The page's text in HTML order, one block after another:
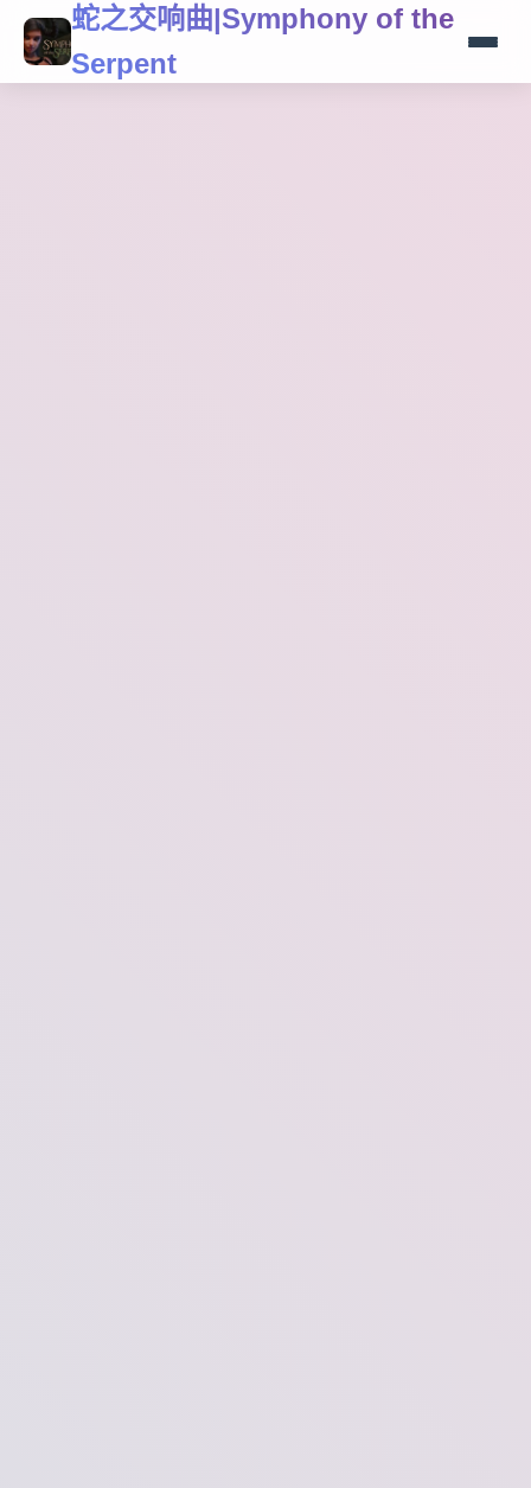
蛇之交响曲|Symphony of the
Serpent